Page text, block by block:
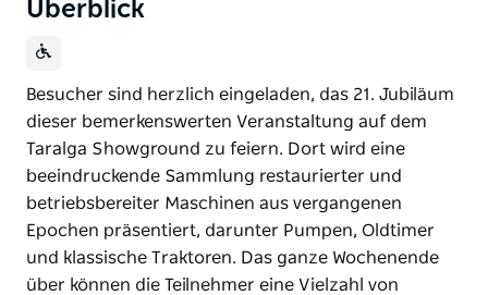
Überblick
Besucher sind herzlich eingeladen, das 21. Jubiläum
dieser bemerkenswerten Veranstaltung auf dem
Taralga Showground zu feiern. Dort wird eine
beeindruckende Sammlung restaurierter und
betriebsbereiter Maschinen aus vergangenen
Epochen präsentiert, darunter Pumpen, Oldtimer
und klassische Traktoren. Das ganze Wochenende
über können die Teilnehmer eine Vielzahl von